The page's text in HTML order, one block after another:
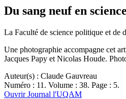
Du sang neuf en
La Faculté de science politique et de
Une photographie accompagne cet
Jacques Papy et Nicolas Houde.
Auteur(s) : Claude Gauvreau
Numéro : 11. Volume : 38. Page : 5.
Ouvrir Journal l'UQAM